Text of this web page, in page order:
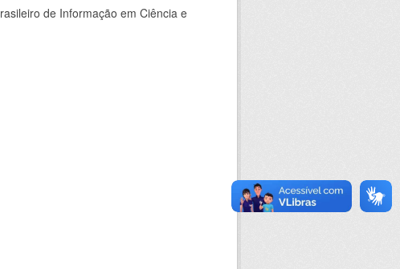
de Informação em Ciência e